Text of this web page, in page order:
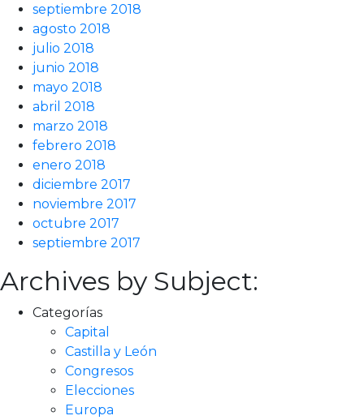
septiembre 2018
agosto 2018
julio 2018
junio 2018
mayo 2018
abril 2018
marzo 2018
febrero 2018
enero 2018
diciembre 2017
noviembre 2017
octubre 2017
septiembre 2017
Archives by Subject:
Categorías
Capital
Castilla y León
Congresos
Elecciones
Europa